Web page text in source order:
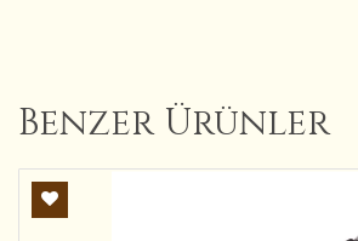
Benzer Ürünler